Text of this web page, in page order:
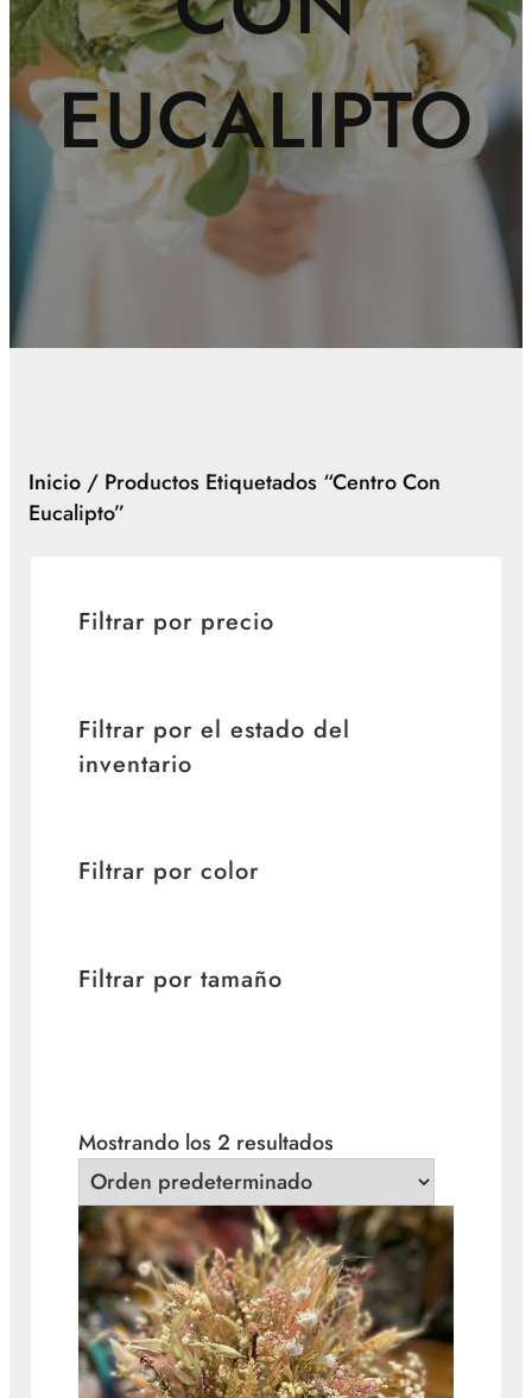
EUCALIPTO
Inicio/ Productos Etiquetados “centro Con
Eucalipto”
Filtrar por precio
Filtrar por el estado del
inventario
Filtrar por color
Filtrar por tamaño
Mostrando los 2 resultados